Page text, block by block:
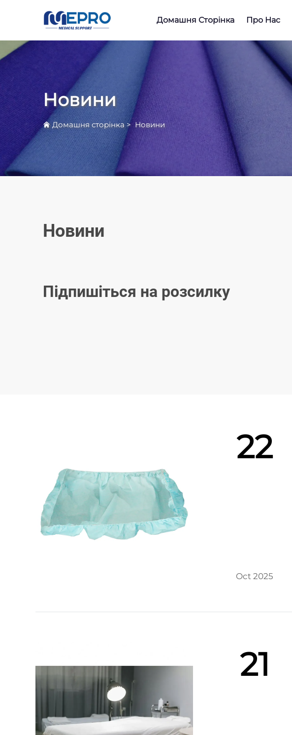
Домашня Сторінка Про Нас
Новини
Домашня сторінка> Новини
Новини
Підпишіться на розсилку
22
Oct 2025
21